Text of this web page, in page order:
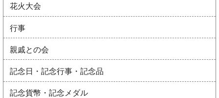
花火大会
行事
親戚との会
記念日・記念行事・記念品
記念貨幣・記念メダル